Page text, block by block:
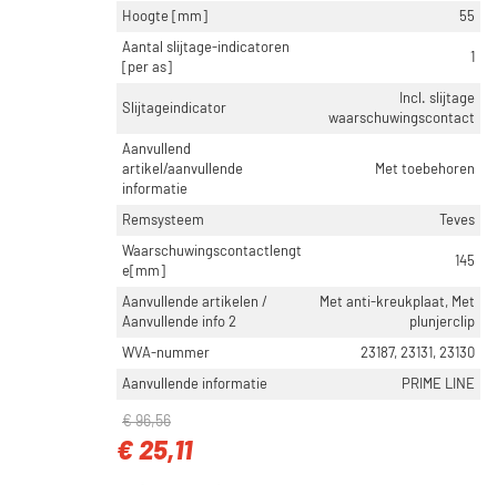
Hoogte [mm]
55
Aantal slijtage-indicatoren
[per as]
1
Slijtageindicator
Incl. slijtage
waarschuwingscontact
Aanvullend
artikel/aanvullende
informatie
Met toebehoren
Remsysteem
Teves
Waarschuwingscontactlengt
e[mm]
145
Aanvullende artikelen /
Aanvullende info 2
Met anti-kreukplaat, Met
plunjerclip
WVA-nummer
23187, 23131, 23130
Aanvullende informatie
PRIME LINE
€ 96,56
€ 25,11